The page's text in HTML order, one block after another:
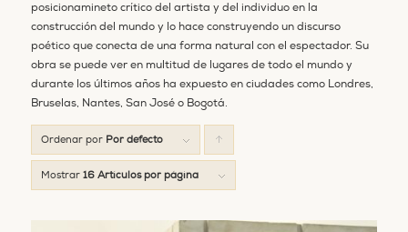
posicionamineto crítico del artista y del individuo en la
construcción del mundo y lo hace construyendo un discurso
poético que conecta de una forma natural con el espectador. Su
obra se puede ver en multitud de lugares de todo el mundo y
durante los últimos años ha expuesto en ciudades como Londres,
Bruselas, Nantes, San José o Bogotá.
Ordenar por Por defecto
los
Mostrar 16 Artículos por página